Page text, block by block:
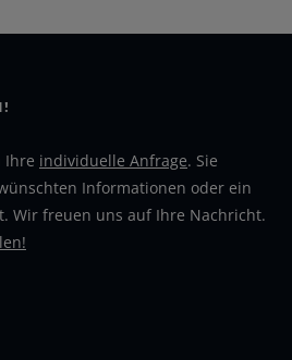
Ihre individuelle Anfrage. Sie
Informationen oder ein
Wir freuen uns auf Ihre Nachricht.